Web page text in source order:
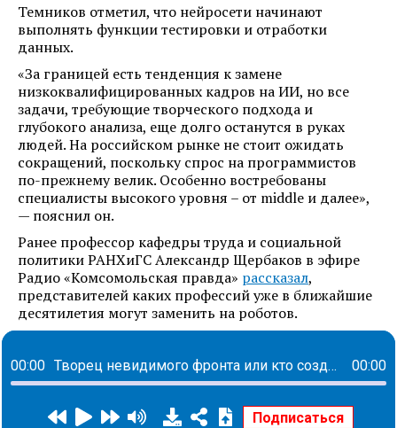
Темников отметил, что нейросети начинают
выполнять функции тестировки и отработки
данных.
«За границей есть тенденция к замене
низкоквалифицированных кадров на ИИ, но все
задачи, требующие творческого подхода и
глубокого анализа, еще долго останутся в руках
людей. На российском рынке не стоит ожидать
сокращений, поскольку спрос на программистов
по-прежнему велик. Особенно востребованы
специалисты высокого уровня – от middle и далее»,
— пояснил он.
Ранее профессор кафедры труда и социальной
политики РАНХиГС Александр Щербаков в эфире
Радио «Комсомольская правда» рассказал,
представителей каких профессий уже в ближайшие
десятилетия могут заменить на роботов.
00:00 Творец невидимого фронта или кто создает пространства для комфорта каждого сотрудника: история Елены Савченко 00:00